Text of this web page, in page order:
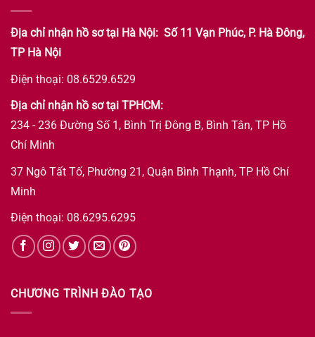
Địa chỉ nhận hồ sơ tại Hà Nội: Số 11 Vạn Phúc, P. Hà Đông,
TP Hà Nội
Điện thoại: 08.6529.6529
Địa chỉ nhận hồ sơ tại TPHCM:
234 - 236 Đường Số 1, Bình Trị Đông B, Bình Tân, TP Hồ
Chí Minh
37 Ngô Tất Tố, Phường 21, Quận Bình Thạnh, TP Hồ Chí
Minh
Điện thoại: 08.6295.6295
CHƯƠNG TRÌNH ĐÀO TẠO